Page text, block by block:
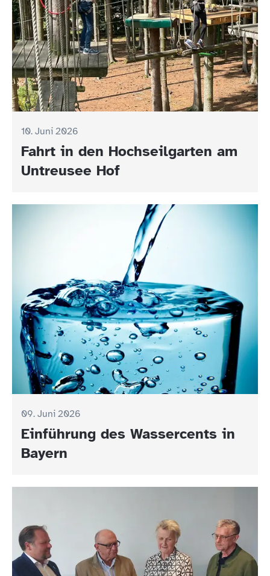
10. Juni 2026
Fahrt in den Hochseilgarten am
Untreusee Hof
09. Juni 2026
Einführung des Wassercents in
Bayern